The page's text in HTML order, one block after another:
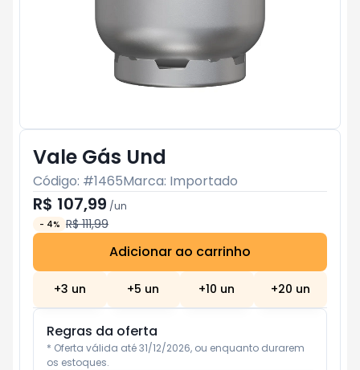
Vale Gás Und
Código: #1465Marca: Importado
R$ 107,99 /un
- 4% R$ 111,99
Adicionar ao carrinho
+3 un +5 un +10 un +20 un
Regras da oferta
* Oferta válida até 31/12/2026, ou enquanto durarem
os estoques.